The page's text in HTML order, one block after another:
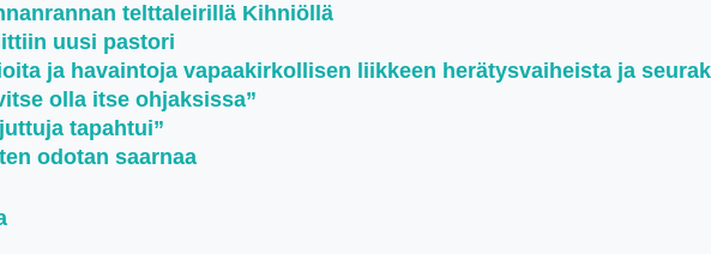
telttaleirillä Kihniöllä
uusi pastori
ja havaintoja vapaakirkollisen liikkeen herätysvaiheista ja
olla itse ohjaksissa”
tapahtui”
odotan saarnaa